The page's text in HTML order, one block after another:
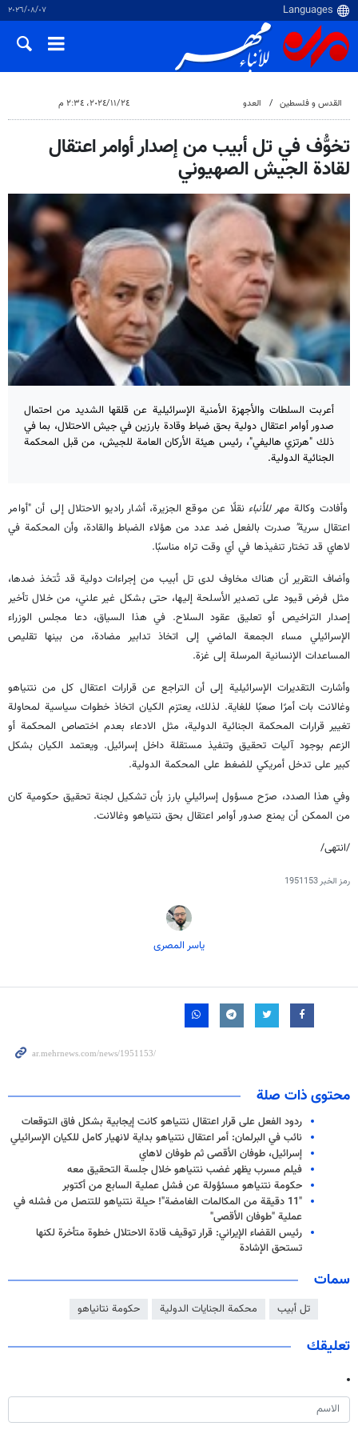
٠٧‏/٠٨‏/٢٠٢٦
القدس و فلسطین العدو ٢٤‏/١١‏/٢٠٢٤، ٢:٣٤ م
تخوُّف في تل أبيب من إصدار أوامر اعتقال
لقادة الجيش الصهيوني
أعربت السلطات والأجهزة الأمنية الإسرائيلية عن قلقها الشديد من احتمال
صدور أوامر اعتقال دولية بحق ضباط وقادة بارزين في جيش الاحتلال، بما في
ذلك "هرتزي هاليفي"، رئيس هيئة الأركان العامة للجيش، من قبل المحكمة
الجنائية الدولية.
وأفادت وكالةمهر للأنباءنقلًا عن موقع الجزيرة، أشار راديو الاحتلال إلى أن "أوامر
اعتقال سرية" صدرت بالفعل ضد عدد من هؤلاء الضباط والقادة، وأن المحكمة في
لاهاي قد تختار تنفيذها في أي وقت تراه مناسبًا.
وأضاف التقرير أن هناك مخاوف لدى تل أبيب من إجراءات دولية قد تُتخذ ضدها،
مثل فرض قيود على تصدير الأسلحة إليها، حتى بشكل غير علني، من خلال تأخير
إصدار التراخيص أو تعليق عقود السلاح. في هذا السياق، دعا مجلس الوزراء
الإسرائيلي مساء الجمعة الماضي إلى اتخاذ تدابير مضادة، من بينها تقليص
المساعدات الإنسانية المرسلة إلى غزة.
وأشارت التقديرات الإسرائيلية إلى أن التراجع عن قرارات اعتقال كل من نتنياهو
وغالانت بات أمرًا صعبًا للغاية. لذلك، يعتزم الكيان اتخاذ خطوات سياسية لمحاولة
تغيير قرارات المحكمة الجنائية الدولية، مثل الادعاء بعدم اختصاص المحكمة أو
الزعم بوجود آليات تحقيق وتنفيذ مستقلة داخل إسرائيل. ويعتمد الكيان بشكل
كبير على تدخل أمريكي للضغط على المحكمة الدولية.
وفي هذا الصدد، صرّح مسؤول إسرائيلي بارز بأن تشكيل لجنة تحقيق حكومية كان
من الممكن أن يمنع صدور أوامر اعتقال بحق نتنياهو وغالانت.
/انتهى/
رمز الخبر1951153
یاسر المصری
محتوى ذات صلة
ردود الفعل على قرار اعتقال نتنياهو كانت إيجابية بشكل فاق التوقعات
نائب في البرلمان: أمر اعتقال نتنياهو بداية لانهيار كامل للكيان الإسرائيلي
إسرائيل، طوفان الأقصى ثم طوفان لاهاي
فيلم مسرب يظهر غضب نتنياهو خلال جلسة التحقيق معه
حكومة نتنياهو مسئؤولة عن فشل عملية السابع من أكتوبر
"11 دقيقة من المكالمات الغامضة"! حيلة نتنياهو للتنصل من فشله في
عملية "طوفان الأقصى"
رئيس القضاء الإيراني: قرار توقيف قادة الاحتلال خطوة متأخرة لكنها
تستحق الإشادة
سمات
تل أبيب محكمة الجنايات الدولية حكومة نتانياهو
تعليقك